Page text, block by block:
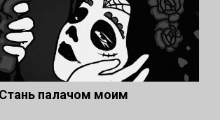
Стань палачом моим